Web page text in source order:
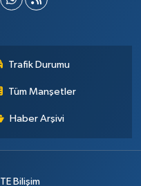
Trafik Durumu
Tüm Manşetler
Haber Arşivi
TE Bilişim